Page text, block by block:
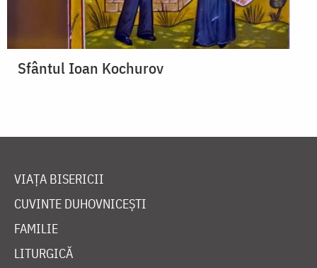
Sfântul Ioan Kochurov
VIAȚA BISERICII
CUVINTE DUHOVNICEȘTI
FAMILIE
LITURGICĂ